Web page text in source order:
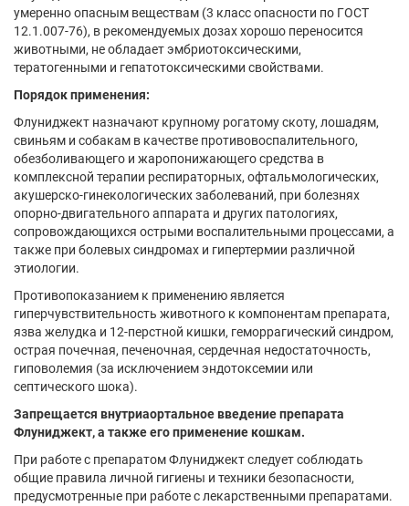
умеренно опасным веществам (3 класс опасности по ГОСТ
12.1.007-76), в рекомендуемых дозах хорошо переносится
животными, не обладает эмбриотоксическими,
тератогенными и гепатотоксическими свойствами.
Порядок применения:
Флуниджект назначают крупному рогатому скоту, лошадям,
свиньям и собакам в качестве противовоспалительного,
обезболивающего и жаропонижающего средства в
комплексной терапии респираторных, офтальмологических,
акушерско-гинекологических заболеваний, при болезнях
опорно-двигательного аппарата и других патологиях,
сопровождающихся острыми воспалительными процессами, а
также при болевых синдромах и гипертермии различной
этиологии.
Противопоказанием к применению является
гиперчувствительность животного к компонентам препарата,
язва желудка и 12-перстной кишки, геморрагический синдром,
острая почечная, печеночная, сердечная недостаточность,
гиповолемия (за исключением эндотоксемии или
септического шока).
Запрещается внутриаортальное введение препарата
Флуниджект, а также его применение кошкам.
При работе с препаратом Флуниджект следует соблюдать
общие правила личной гигиены и техники безопасности,
предусмотренные при работе с лекарственными препаратами.